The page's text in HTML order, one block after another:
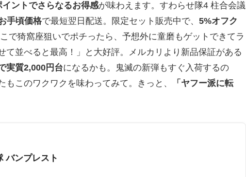
ントでさらなるお得感が味わえます。すわらせ隊4 柱合会議
手頃価格で最短翌日配送。限定セット販売中で、 5%オフク
こで猗窩座狙いでポチったら、予想外に童磨もゲットできてラ
て並べると最高！」と大好評。メルカリより新品保証がある
実質2,000円台になるかも。鬼滅の新弾もすぐ入荷するの
もこのワクワクを味わってみて。きっと、
「ヤフー派に転
バンプレスト